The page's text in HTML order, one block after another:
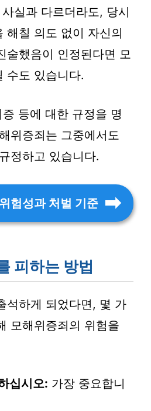
실과 다르더라도, 당시
해칠 의도 없이 자신의
술했음이 인정된다면 모
수도 있습니다.
등에 대한 규정을 명
위증죄는 그중에서도
정하고 있습니다.
험성과 처벌 기준
피하는 방법
석하게 되었다면, 몇 가
모해위증죄의 위험을
십시오: 가장 중요합니